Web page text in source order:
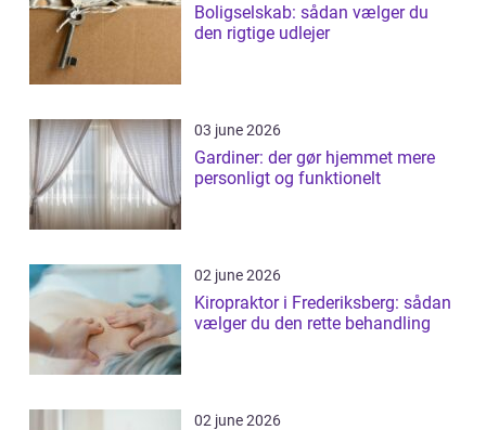
Boligselskab: sådan vælger du
den rigtige udlejer
03 june 2026
Gardiner: der gør hjemmet mere
personligt og funktionelt
02 june 2026
Kiropraktor i Frederiksberg: sådan
vælger du den rette behandling
02 june 2026